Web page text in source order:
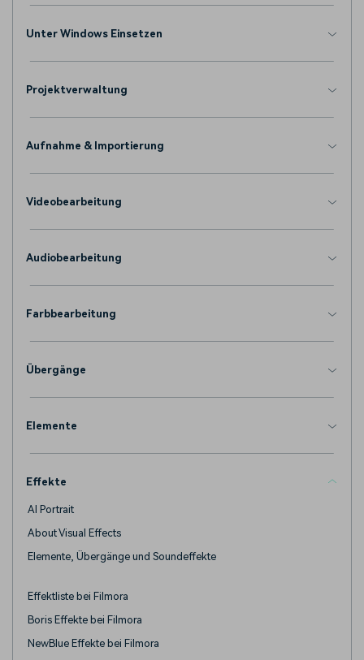
Unter Windows Einsetzen
Projektverwaltung
Aufnahme & Importierung
Videobearbeitung
Audiobearbeitung
Farbbearbeitung
Übergänge
Elemente
Effekte
AI Portrait
About Visual Effects
Elemente, Übergänge und Soundeffekte
Effektliste bei Filmora
Boris Effekte bei Filmora
NewBlue Effekte bei Filmora